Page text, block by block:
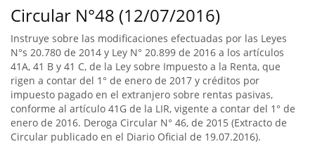
Circular N°48 (12/07/2016)
Instruye sobre las modificaciones efectuadas por las Leyes
N°s 20.780 de 2014 y Ley N° 20.899 de 2016 a los artículos
41A, 41 B y 41 C, de la Ley sobre Impuesto a la Renta, que
rigen a contar del 1° de enero de 2017 y créditos por
impuesto pagado en el extranjero sobre rentas pasivas,
conforme al artículo 41G de la LIR, vigente a contar del 1° de
enero de 2016. Deroga Circular N° 46, de 2015 (Extracto de
Circular publicado en el Diario Oficial de 19.07.2016).